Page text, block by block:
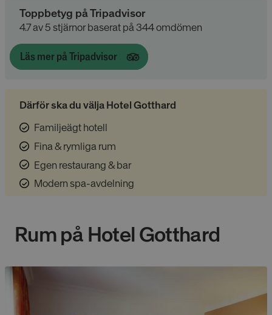
Toppbetyg på Tripadvisor
4.7 av 5 stjärnor baserat på 344 omdömen
Läs mer på Tripadvisor
Därför ska du välja Hotel Gotthard
Familjeägt hotell
Fina & rymliga rum
Egen restaurang & bar
Modern spa-avdelning
Rum på Hotel Gotthard